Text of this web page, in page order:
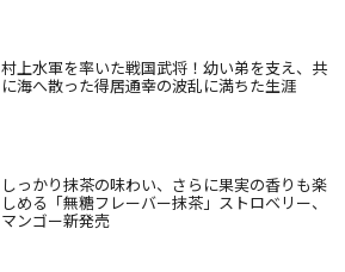
村上水軍を率いた戦国武将！幼い弟を支え、共
に海へ散った得居通幸の波乱に満ちた生涯
しっかり抹茶の味わい、さらに果実の香りも楽
しめる「無糖フレーバー抹茶」ストロベリー、
マンゴー新発売